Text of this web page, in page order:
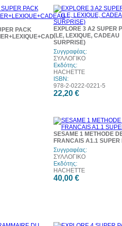
PACK
EXPLORE 3 A2 SUPER
(LE, LEXIQUE, CADEAU
SURPRISE)
Συγγραφέας:
ΣΥΛΛΟΓΙΚΟ
Εκδότης:
HACHETTE
ISBN:
978-2-0222-0221-5
22,20 €
SESAME 1 METHODE
FRANCAIS A1.1 SUPER
Συγγραφέας:
ΣΥΛΛΟΓΙΚΟ
Εκδότης:
HACHETTE
40,00 €